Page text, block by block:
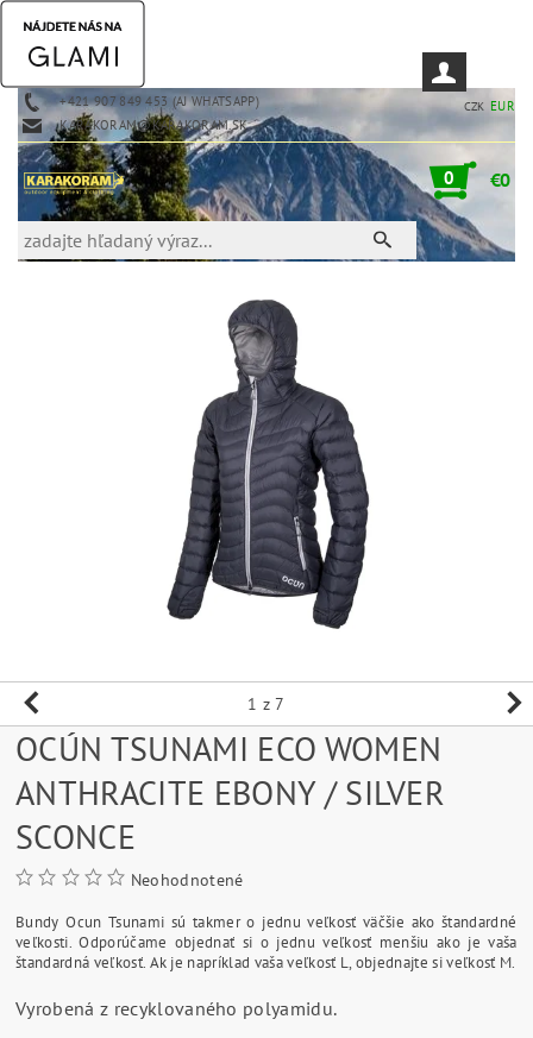
+421 907 849 453 (AJ WHATSAPP)
KARAKORAM@KARAKORAM.SK
CZK EUR
0 €0
1 z 7
OCÚN TSUNAMI ECO WOMEN
ANTHRACITE EBONY / SILVER
SCONCE
Neohodnotené
Bundy Ocun Tsunami sú takmer o jednu veľkosť väčšie ako štandardné
veľkosti. Odporúčame objednať si o jednu veľkosť menšiu ako je vaša
štandardná veľkosť. Ak je napríklad vaša veľkosť L, objednajte si veľkosť M.
Vyrobená z recyklovaného polyamidu.